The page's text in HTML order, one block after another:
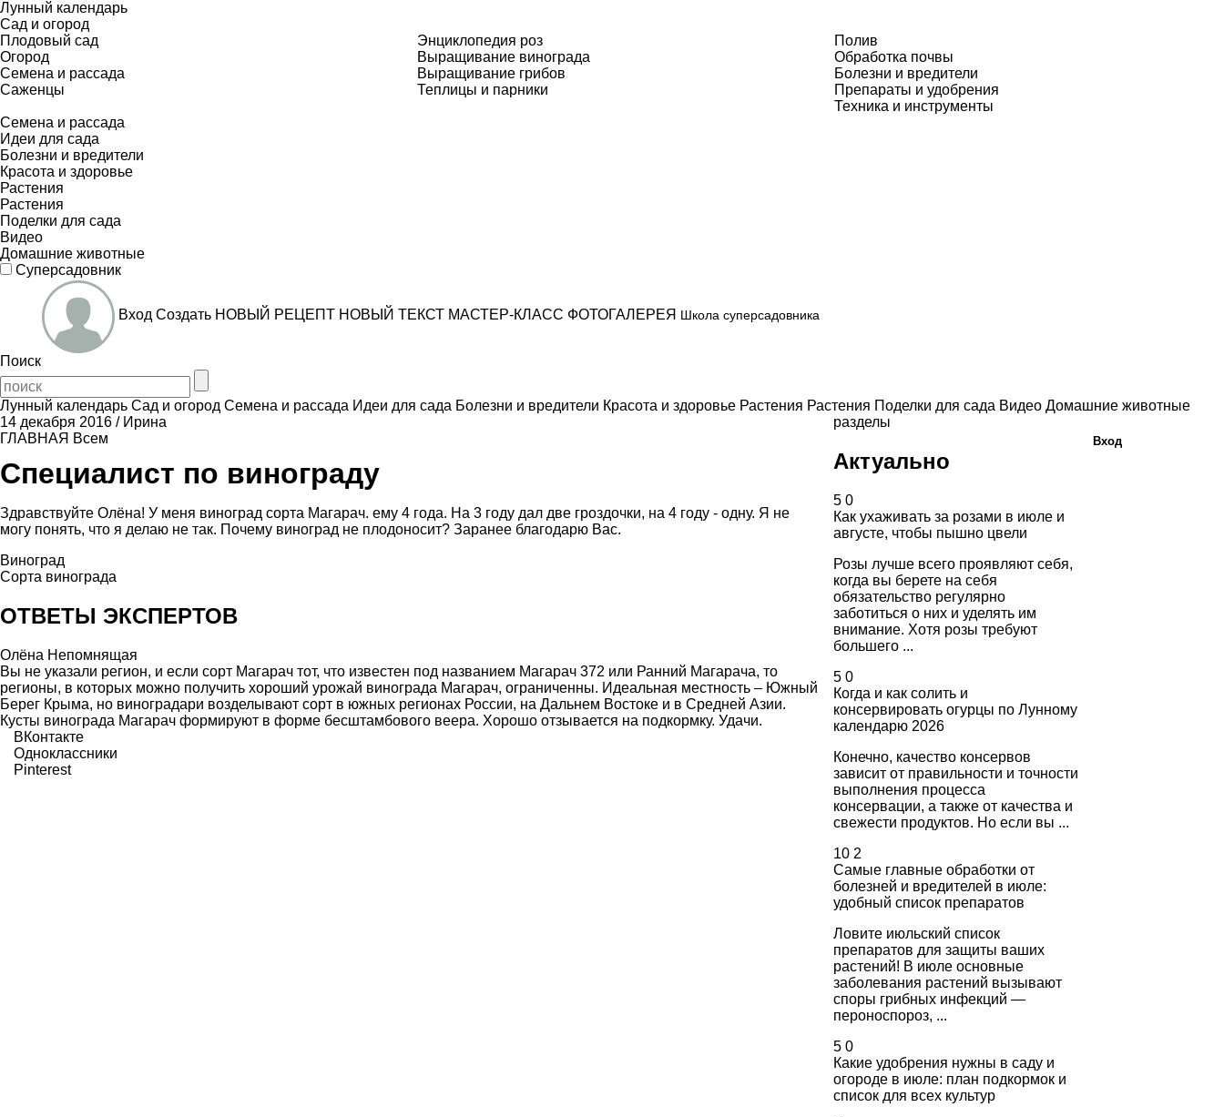
Лунный календарь
Сад и огород
Плодовый сад
Огород
Семена и рассада
Саженцы
Энциклопедия роз
Выращивание винограда
Выращивание грибов
Теплицы и парники
Полив
Обработка почвы
Болезни и вредители
Препараты и удобрения
Техника и инструменты
Семена и рассада
Идеи для сада
Болезни и вредители
Красота и здоровье
Растения
Растения
Поделки для сада
Видео
Домашние животные
Суперсадовник
Вход Создать НОВЫЙ РЕЦЕПТ НОВЫЙ ТЕКСТ МАСТЕР-КЛАСС ФОТОГАЛЕРЕЯ Школа суперсадовника
Поиск
Лунный календарь Сад и огород Семена и рассада Идеи для сада Болезни и вредители Красота и здоровье Растения Растения Поделки для сада Видео Домашние животные
14 декабря 2016 / Ирина
ГЛАВНАЯ Всем
Специалист по винограду
Здравствуйте Олёна! У меня виноград сорта Магарач. ему 4 года. На 3 году дал две гроздочки, на 4 году - одну. Я не
могу понять, что я делаю не так. Почему виноград не плодоносит? Заранее благодарю Вас.
Виноград
Сорта винограда
ОТВЕТЫ ЭКСПЕРТОВ
Олёна Непомнящая
Вы не указали регион, и если сорт Магарач тот, что известен под названием Магарач 372 или Ранний Магарача, то
регионы, в которых можно получить хороший урожай винограда Магарач, ограниченны. Идеальная местность – Южный
Берег Крыма, но виноградари возделывают сорт в южных регионах России, на Дальнем Востоке и в Средней Азии.
Кусты винограда Магарач формируют в форме бесштамбового веера. Хорошо отзывается на подкормку. Удачи.
ВКонтакте
Одноклассники
Pinterest
разделы
Актуально
5 0
Как ухаживать за розами в июле и
августе, чтобы пышно цвели
Розы лучше всего проявляют себя,
когда вы берете на себя
обязательство регулярно
заботиться о них и уделять им
внимание. Хотя розы требуют
большего ...
5 0
Когда и как солить и
консервировать огурцы по Лунному
календарю 2026
Конечно, качество консервов
зависит от правильности и точности
выполнения процесса
консервации, а также от качества и
свежести продуктов. Но если вы ...
10 2
Самые главные обработки от
болезней и вредителей в июле:
удобный список препаратов
Ловите июльский список
препаратов для защиты ваших
растений! В июле основные
заболевания растений вызывают
споры грибных инфекций —
пероноспороз, ...
5 0
Какие удобрения нужны в саду и
огороде в июле: план подкормок и
список для всех культур
Вход